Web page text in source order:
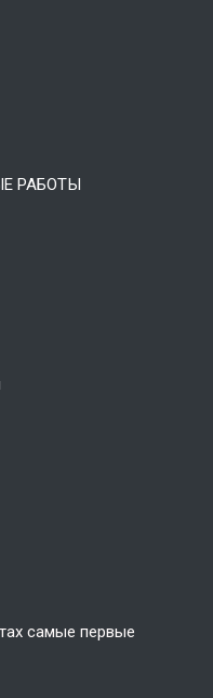
РАБОТЫ
самые первые